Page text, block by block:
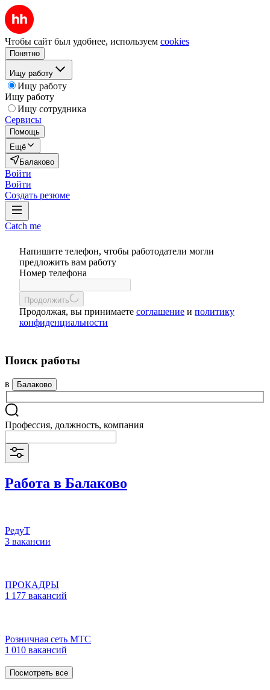
Чтобы сайт был удобнее, используем cookies
Понятно
Ищу работу
Ищу работу
Ищу работу
Ищу сотрудника
Сервисы
Помощь
Ещё
Балаково
Войти
Войти
Создать резюме
Catch me
Напишите телефон, чтобы работодатели могли
предложить вам работу
Номер телефона
Продолжить
Продолжая, вы принимаете соглашение и политику
конфиденциальности
Поиск работы
в Балаково
Профессия, должность, компания
Работа в Балаково
РедуТ
3 вакансии
ПРОКАДРЫ
1 177 вакансий
Розничная сеть МТС
1 010 вакансий
Посмотреть все